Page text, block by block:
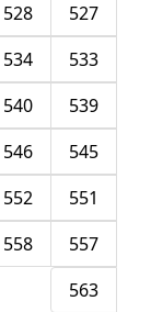
527
528
533
534
539
540
545
546
551
552
557
558
563